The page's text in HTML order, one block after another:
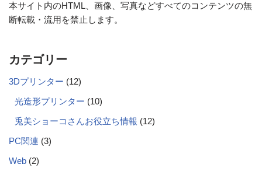
本サイト内のHTML、画像、写真などすべてのコンテンツの無
断転載・流用を禁止します。
カテゴリー
3Dプリンター (12)
光造形プリンター (10)
兎美ショーコさんお役立ち情報 (12)
PC関連 (3)
Web (2)